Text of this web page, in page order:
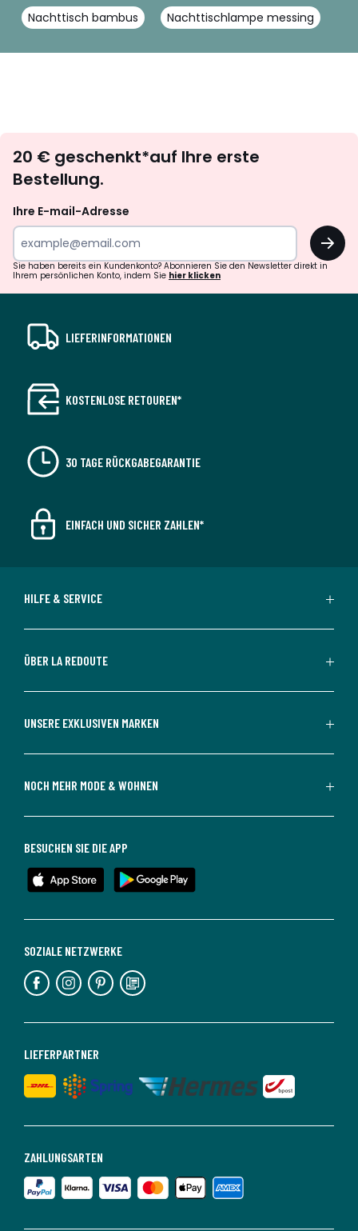
Nachttisch bambus Nachttischlampe messing
abonnieren
20 € geschenkt*auf Ihre erste
Bestellung.
Ihre E-mail-Adresse
OK
Sie haben bereits ein Kundenkonto? Abonnieren Sie den Newsletter direkt in
Ihrem persönlichen Konto, indem Sie hier klicken
LIEFERINFORMATIONEN
KOSTENLOSE RETOUREN*
30 TAGE RÜCKGABEGARANTIE
EINFACH UND SICHER ZAHLEN*
HILFE & SERVICE
ÜBER LA REDOUTE
UNSERE EXKLUSIVEN MARKEN
NOCH MEHR MODE & WOHNEN
ZAHLUNGSARTEN
LIEFERPARTNER
SOZIALE NETZWERKE
BESUCHEN SIE DIE APP